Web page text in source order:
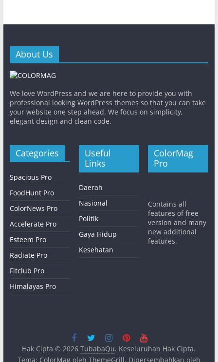
About Us
We love WordPress and we are here to provide you with
professional looking WordPress themes so that you can take
your website one step ahead. We focus on simplicity,
elegant design and clean code.
Categories
Spacious Pro
FoodHunt Pro
ColorNews Pro
Accelerate Pro
Esteem Pro
Radiate Pro
Fitclub Pro
Himalayas Pro
Useful
Links
Daerah
Nasional
Politik
Gaya Hidup
Kesehatan
ColorMag
Pro
Contains all
features of free
version and many
new additional
features.
Hak Cipta © 2026TubabaQu. Keseluruhan Hak Cipta.
Tema: ColorMagoleh ThemeGrill. Dipersembahkan oleh